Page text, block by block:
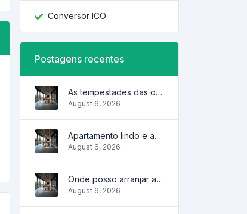
Conversor ICO
Postagens recentes
As tempestades das ondas
August 6, 2026
Apartamento lindo e aconchegante
August 6, 2026
Onde posso arranjar algum?
August 6, 2026